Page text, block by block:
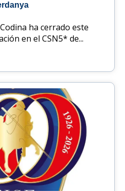
ha cerrado este
en el CSN5* de...